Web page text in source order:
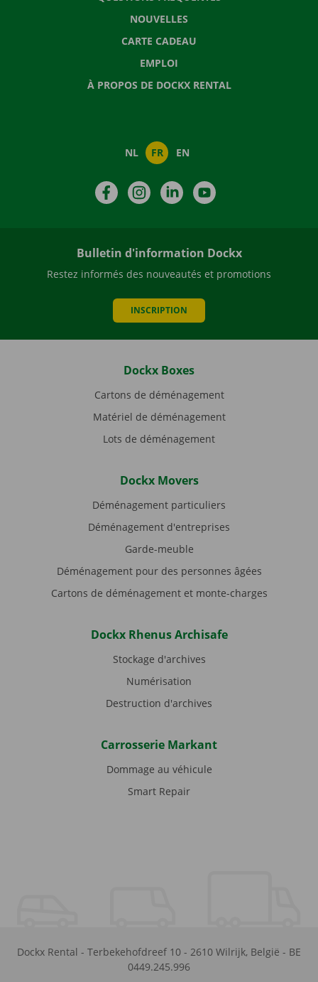
NOUVELLES
CARTE CADEAU
EMPLOI
À PROPOS DE DOCKX RENTAL
NL FR EN
FacebookInstagramLinkedIn
Bulletin d'information Dockx
Restez informés des nouveautés et promotions
INSCRIPTION
Dockx Boxes
Cartons de déménagement
Matériel de déménagement
Lots de déménagement
Dockx Movers
Déménagement particuliers
Déménagement d'entreprises
Garde-meuble
Déménagement pour des personnes âgées
Cartons de déménagement et monte-charges
Dockx Rhenus Archisafe
Stockage d'archives
Numérisation
Destruction d'archives
Carrosserie Markant
Dommage au véhicule
Smart Repair
Dockx Rental - Terbekehofdreef 10 - 2610 Wilrijk, België - BE
0449.245.996